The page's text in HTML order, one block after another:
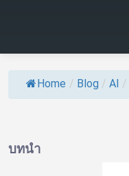
Home / Blog / AI /
บทนำ